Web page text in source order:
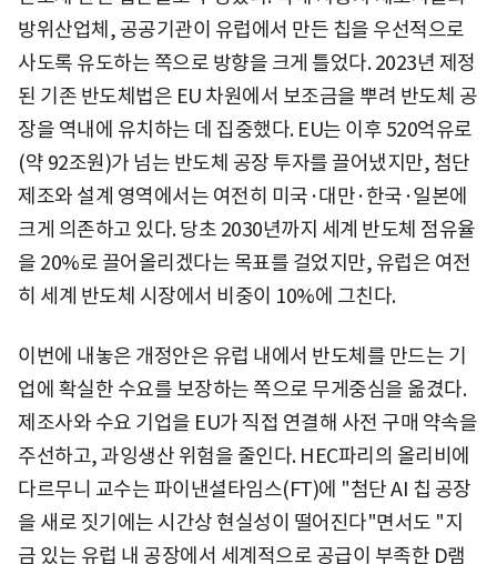
방위산업체, 공공기관이 유럽에서 만든 칩을 우선적으로
사도록 유도하는 쪽으로 방향을 크게 틀었다. 2023년 제정
된 기존 반도체법은 EU 차원에서 보조금을 뿌려 반도체 공
장을 역내에 유치하는 데 집중했다. EU는 이후 520억유로
(약 92조원)가 넘는 반도체 공장 투자를 끌어냈지만, 첨단
제조와 설계 영역에서는 여전히 미국·대만·한국·일본에
크게 의존하고 있다. 당초 2030년까지 세계 반도체 점유율
을 20%로 끌어올리겠다는 목표를 걸었지만, 유럽은 여전
히 세계 반도체 시장에서 비중이 10%에 그친다.
이번에 내놓은 개정안은 유럽 내에서 반도체를 만드는 기
업에 확실한 수요를 보장하는 쪽으로 무게중심을 옮겼다.
제조사와 수요 기업을 EU가 직접 연결해 사전 구매 약속을
주선하고, 과잉생산 위험을 줄인다. HEC파리의 올리비에
다르무니 교수는 파이낸셜타임스(FT)에 "첨단 AI 칩 공장
을 새로 짓기에는 시간상 현실성이 떨어진다"면서도 "지
금 있는 유럽 내 공장에서 세계적으로 공급이 부족한 D램